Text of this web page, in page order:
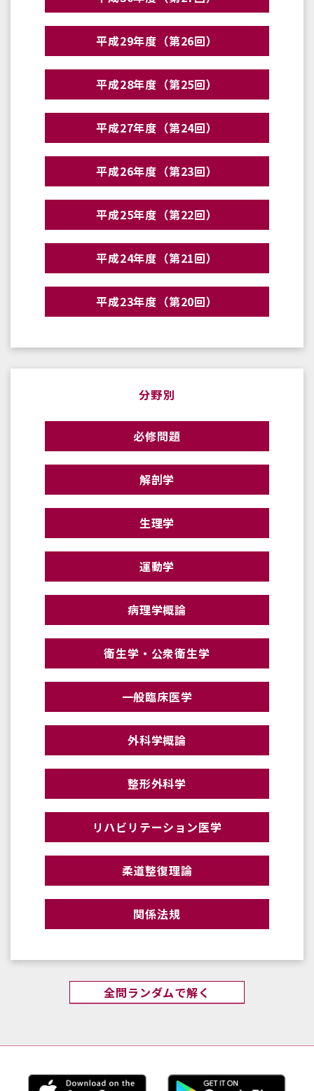
平成29年度（第26回）
平成28年度（第25回）
平成27年度（第24回）
平成26年度（第23回）
平成25年度（第22回）
平成24年度（第21回）
平成23年度（第20回）
分野別
必修問題
解剖学
生理学
運動学
病理学概論
衛生学・公衆衛生学
一般臨床医学
外科学概論
整形外科学
リハビリテーション医学
柔道整復理論
関係法規
全問ランダムで解く